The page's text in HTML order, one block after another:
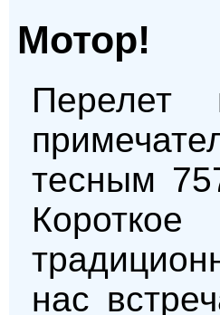
Мотор!
Перелет
тесным
нас